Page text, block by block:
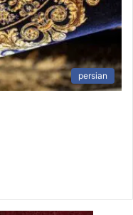
persian